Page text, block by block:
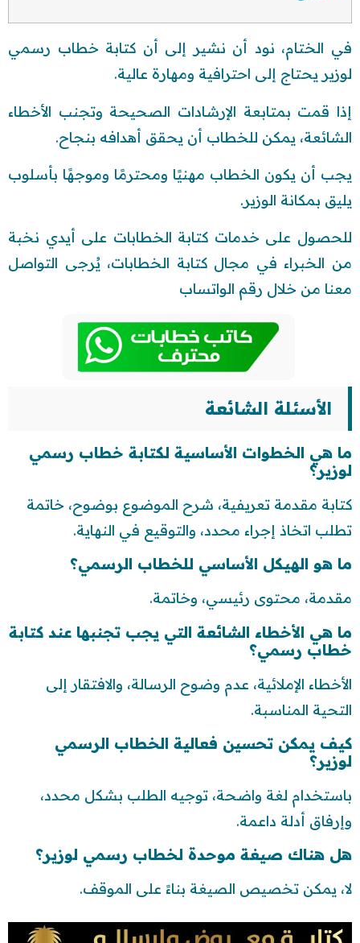
في الختام، نود أن نشير إلى أن كتابة خطاب رسمي
لوزير يحتاج إلى احترافية ومهارة عالية.
إذا قمت بمتابعة الإرشادات الصحيحة وتجنب الأخطاء
الشائعة، يمكن للخطاب أن يحقق أهدافه بنجاح.
يجب أن يكون الخطاب مهنيًا ومحترمًا وموجهًا بأسلوب
يليق بمكانة الوزير.
للحصول على خدمات كتابة الخطابات على أيدي نخبة
من الخبراء في مجال كتابة الخطابات، يُرجى التواصل
معنا من خلال رقم الواتساب
الأسئلة الشائعة
ما هي الخطوات الأساسية لكتابة خطاب رسمي
لوزير؟
كتابة مقدمة تعريفية، شرح الموضوع بوضوح، خاتمة
تطلب اتخاذ إجراء محدد، والتوقيع في النهاية.
ما هو الهيكل الأساسي للخطاب الرسمي؟
مقدمة، محتوى رئيسي، وخاتمة.
ما هي الأخطاء الشائعة التي يجب تجنبها عند كتابة
خطاب رسمي؟
الأخطاء الإملائية، عدم وضوح الرسالة، والافتقار إلى
التحية المناسبة.
كيف يمكن تحسين فعالية الخطاب الرسمي
لوزير؟
باستخدام لغة واضحة، توجيه الطلب بشكل محدد،
وإرفاق أدلة داعمة.
هل هناك صيغة موحدة لخطاب رسمي لوزير؟
لا، يمكن تخصيص الصيغة بناءً على الموقف.